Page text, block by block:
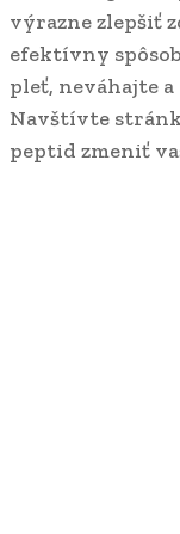
výrazne zlepšiť
efektívny
pleť, neváhajte
Navštívte
peptid zmeniť